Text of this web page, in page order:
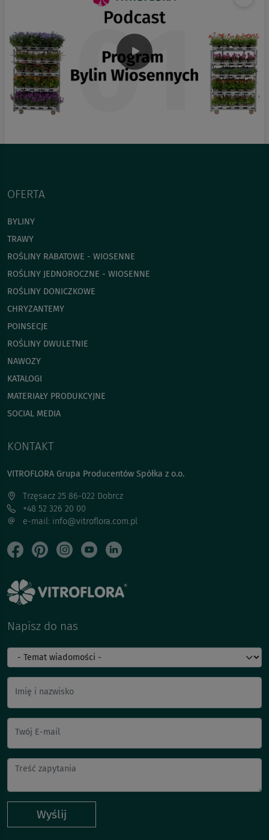
OFERTA
BYLINY
TRAWY
ROŚLINY RABATOWE - WIOSENNE
ROŚLINY JEDNOROCZNE - WIOSENNE
ROŚLINY DONICZKOWE
CHRYZANTEMY
POINSECJE
ROŚLINY DWULETNIE
NAWOZY
KATALOGI
MATERIAŁY PRODUKCYJNE
SOCIAL MEDIA
KONTAKT
VITROFLORA Grupa Producentów Spółka z o.o.
Trzęsacz 25 86-022 Dobrcz
+48 52 326 20 00
e-mail: info@vitroflora.com.pl
Napisz do nas
Imię i nazwisko
Twój E-mail
Wyślij